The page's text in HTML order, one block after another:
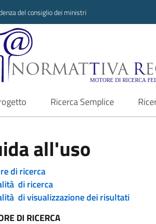
del consiglio dei ministri
Ricerca Semplice
all'uso
di ricerca
di ricerca
di visualizzazione dei risultati
DI RICERCA